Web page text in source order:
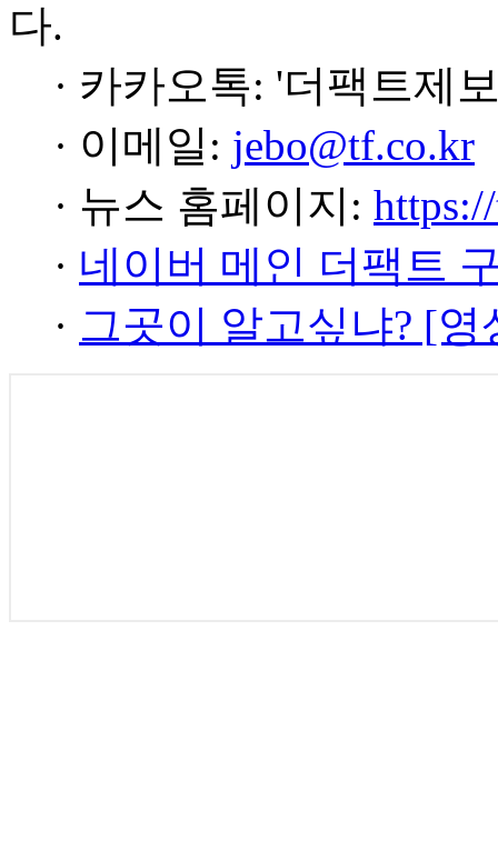
다.
· 카카오톡: '더팩트제
· 이메일: jebo@tf.co.kr
· 뉴스 홈페이지:
· 네이버 메인 더팩트
· 그곳이 알고싶냐? [